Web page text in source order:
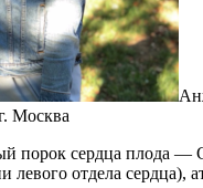
Москва
порок сердца плода
левого отдела сердца),